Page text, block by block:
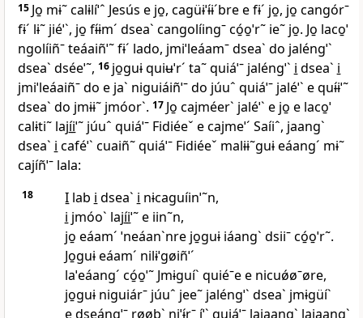
15 Jo̱ mɨ˜ calɨlíˈˆ Jesús e jo̱, cagüɨˈɨ́ɨˊbre e fɨˊ jo̱, jo̱ cangórˉ
fɨˊ lɨ˜ jiéˈˋ, jo̱ fɨ́ɨmˊ dseaˋ cangolíingˉ có̱o̱ˈr˜ ie˜ jo̱. Jo̱ laco̱ˈ
ngolíiñˉ teáaiñˈ˜ fɨˊ lado, jmiˈleáamˉ dseaˋ do jaléngˈˋ
dseaˋ dséeˈ˜, 16 jo̱guɨ quiʉˈrˊ ta˜ quiáˈˉ jaléngˈˋ i̱ dseaˋ i̱
jmiˈleáaiñˉ do e jaˋ niguiáiñˈˉ do júuˆ quiáˈˉ jaléˈˋ e quɨ́ɨˈ˜
dseaˋ do jmɨɨ˜ jmóorˋ. 17 Jo̱ cajméerˋ jaléˈˋ e jo̱ e laco̱ˈ
calɨti˜ lají̱i̱ˈ˜ júuˆ quiáˈˉ Fidiéeˇ e cajmeˈˊ Saíiˆ, jaangˋ
dseaˋ i̱ caféˈˋ cuaiñ˜ quiáˈˉ Fidiéeˇ malɨɨ˜guɨ eáangˊ mɨ˜
cajíñˈˉ lala:
18
I̱ lab i̱ dseaˋ i̱ nɨcaguíinˈ˜n,
i̱ jmóoˋ lají̱i̱ˈ˜ e iin˜n,
jo̱ eáamˊ ˈneáanˋnre jo̱guɨ iáangˋ dsiiˉ có̱o̱ˈr˜.
Jo̱guɨ eáamˊ nilɨˈgøiñˈˊ
laˈeáangˊ có̱o̱ˈ˜ Jmɨguíˋ quiéˉe e nicuǿøˉøre,
jo̱guɨ niguiárˉ júuˆ jee˜ jaléngˈˋ dseaˋ jmɨgüíˋ
e dseángˈˉ røøbˋ niˈɨ́rˉ íˈˋ quiáˈˉ lajaangˋ lajaangˋ